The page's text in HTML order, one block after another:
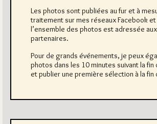
Les photos sont publiées au fur et à
traitement sur mes réseaux Facebook et
l’ensemble des photos est adressée
partenaires.
Pour de grands événements, je peux
photos dans les 10 minutes suivant la fin
et publier une première sélection à la fin